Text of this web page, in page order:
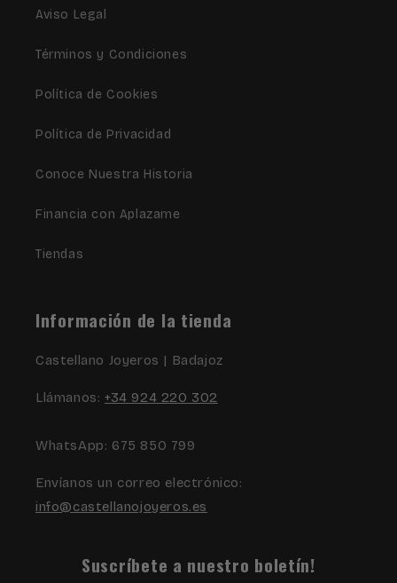
Aviso Legal
Términos y Condiciones
Política de Cookies
Política de Privacidad
Conoce Nuestra Historia
Financia con Aplazame
Tiendas
Información de la tienda
Castellano Joyeros | Badajoz
Llámanos: +34 924 220 302
WhatsApp: 675 850 799
Envíanos un correo electrónico:
info@castellanojoyeros.es
Suscríbete a nuestro boletín!